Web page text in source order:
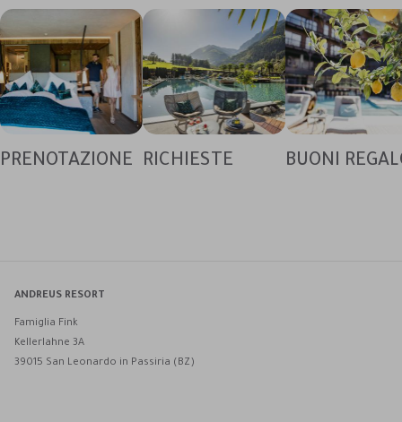
PRENOTAZIONE RICHIESTE BUONI
ANDREUS RESORT
Famiglia Fink
Kellerlahne 3A
39015 San Leonardo in Passiria (BZ)